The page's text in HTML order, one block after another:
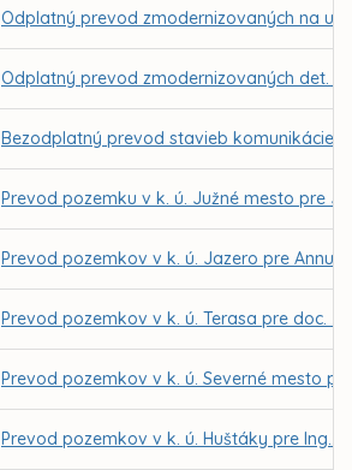
Odplatný prevod zmodernizovaných na ul.
Odplatný prevod zmodernizovaných det.
Bezodplatný prevod stavieb komunikácie,
Prevod pozemku v k. ú. Južné mesto pre
Prevod pozemkov v k. ú. Jazero pre Annu
Prevod pozemkov v k. ú. Terasa pre doc.
Prevod pozemkov v k. ú. Severné mesto
Prevod pozemkov v k. ú. Huštáky pre Ing.